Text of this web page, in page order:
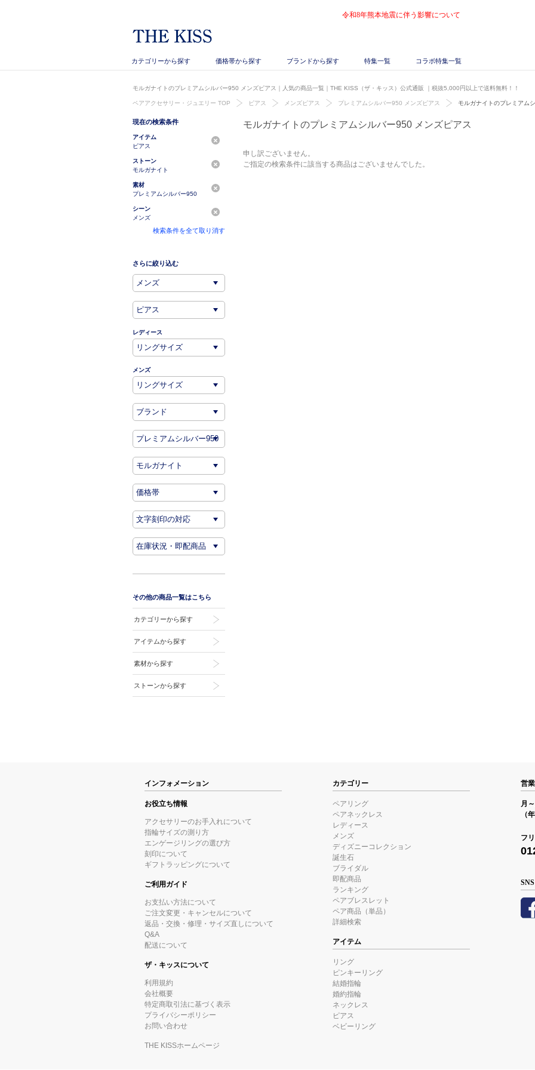
令和8年熊本地震に伴う影響について
カテゴリーから探す 価格帯から探す ブランドから探す 特集一覧 コラボ特集一覧
モルガナイトのプレミアムシルバー950 メンズピアス｜人気の商品一覧｜THE KISS（ザ・キッス）公式通販 ｜税抜5,000円以上で送料無料！！
ペアアクセサリー・ジュエリー TOP ピアス メンズピアス プレミアムシルバー950 メンズピアス モルガナイトのプレミアム
モルガナイトのプレミアムシルバー950 メンズピアス
申し訳ございません。
ご指定の検索条件に該当する商品はございませんでした。
現在の検索条件
アイテム
ピアス
ストーン
モルガナイト
素材
プレミアムシルバー950
シーン
メンズ
検索条件を全て取り消す
さらに絞り込む
レディース
メンズ
その他の商品一覧はこちら
カテゴリーから探す
アイテムから探す
素材から探す
ストーンから探す
インフォメーション
お役立ち情報
アクセサリーのお手入れについて
指輪サイズの測り方
エンゲージリングの選び方
刻印について
ギフトラッピングについて
ご利用ガイド
お支払い方法について
ご注文変更・キャンセルについて
返品・交換・修理・サイズ直しについて
Q&A
配送について
ザ・キッスについて
利用規約
会社概要
特定商取引法に基づく表示
プライバシーポリシー
お問い合わせ
THE KISSホームページ
カテゴリー
ペアリング
ペアネックレス
レディース
メンズ
ディズニーコレクション
誕生石
ブライダル
即配商品
ランキング
ペアブレスレット
ペア商品（単品）
詳細検索
アイテム
リング
ピンキーリング
結婚指輪
婚約指輪
ネックレス
ピアス
ベビーリング
営
月
（
フ
SNS